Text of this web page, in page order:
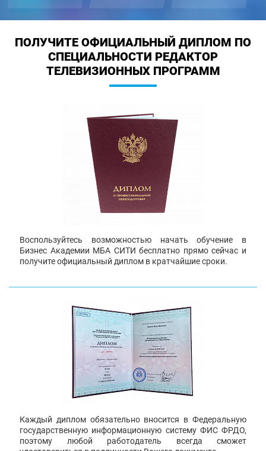
ПОЛУЧИТЕ ОФИЦИАЛЬНЫЙ ДИПЛОМ ПО
СПЕЦИАЛЬНОСТИ РЕДАКТОР
ТЕЛЕВИЗИОННЫХ ПРОГРАММ
Воспользуйтесь возможностью начать обучение в
Бизнес Академии МБА СИТИ бесплатно прямо сейчас и
получите официальный диплом в кратчайшие сроки.
Каждый диплом обязательно вносится в Федеральную
государственную информационную систему ФИС ФРДО,
поэтому любой работодатель всегда сможет